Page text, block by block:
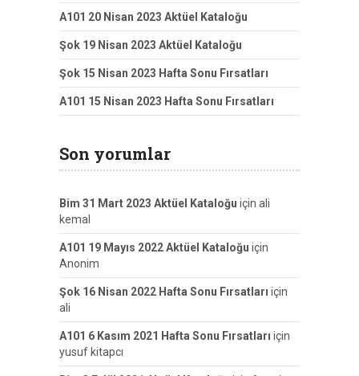
A101 20 Nisan 2023 Aktüel Kataloğu
Şok 19 Nisan 2023 Aktüel Kataloğu
Şok 15 Nisan 2023 Hafta Sonu Fırsatları
A101 15 Nisan 2023 Hafta Sonu Fırsatları
Son yorumlar
Bim 31 Mart 2023 Aktüel Kataloğu için ali
kemal
A101 19 Mayıs 2022 Aktüel Kataloğu için
Anonim
Şok 16 Nisan 2022 Hafta Sonu Fırsatları için
ali
A101 6 Kasım 2021 Hafta Sonu Fırsatları için
yusuf kitapcı